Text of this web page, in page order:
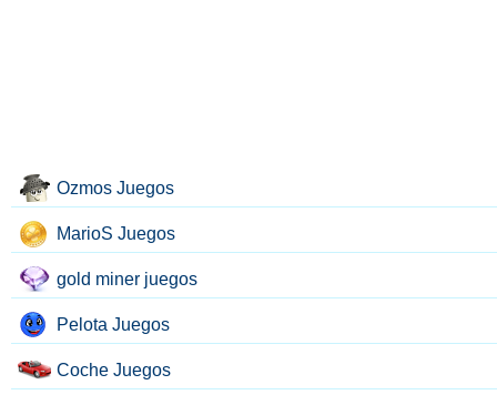
Ozmos Juegos
MarioS Juegos
gold miner juegos
Pelota Juegos
Coche Juegos